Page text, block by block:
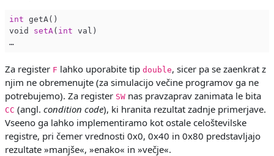
int getA()
void setA( int val)
…
Za register F lahko uporabite tip double, sicer pa se zaenkrat z
njim ne obremenujte (za simulacijo večine programov ga ne
potrebujemo). Za register SW nas pravzaprav zanimata le bita
CC (angl. condition code), ki hranita rezultat zadnje primerjave.
Vseeno ga lahko implementiramo kot ostale celoštevilske
registre, pri čemer vrednosti 0x0, 0x40 in 0x80 predstavljajo
rezultate »manjše«, »enako« in »večje«.